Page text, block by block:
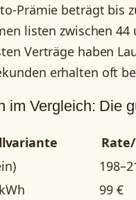
Prämie beträgt bis
listen zwischen
Verträge haben
erhalten oft
im Vergleich: Die
99 €